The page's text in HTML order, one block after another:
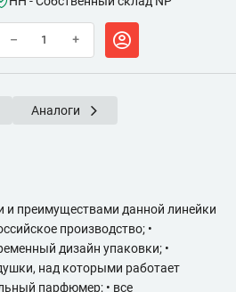
– +
Аналоги
и преимуществами данной линейки
производство; •
дизайн упаковки; •
над которыми работает
парфюмер; • все